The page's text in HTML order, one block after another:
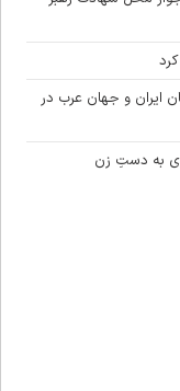
ایران و جهان عرب در
به دستِ زن